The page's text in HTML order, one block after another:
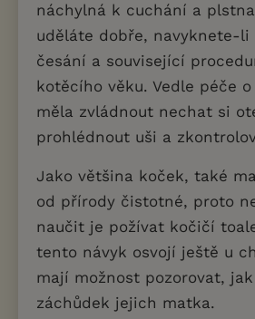
náchylná k cuchání a
uděláte dobře, navyknete-li
česání a související
kotěcího věku. Vedle péče
měla zvládnout nechat si
prohlédnout uši a
Jako většina koček, také
od přírody čistotné, proto
naučit je požívat kočičí
tento návyk osvojí ještě u
mají možnost pozorovat,
záchůdek jejich matka.